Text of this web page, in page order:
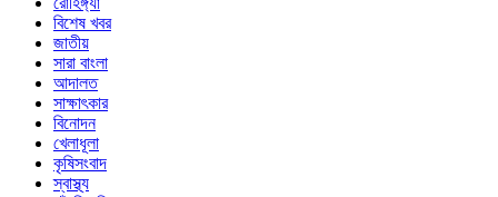
বিশেষ খবর
জাতীয়
সারা বাংলা
আদালত
সাক্ষাৎকার
বিনোদন
খেলাধূলা
কৃষিসংবাদ
স্বাস্থ্য